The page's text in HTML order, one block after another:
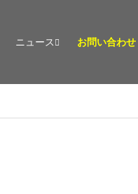
ニュース お問い合わせ